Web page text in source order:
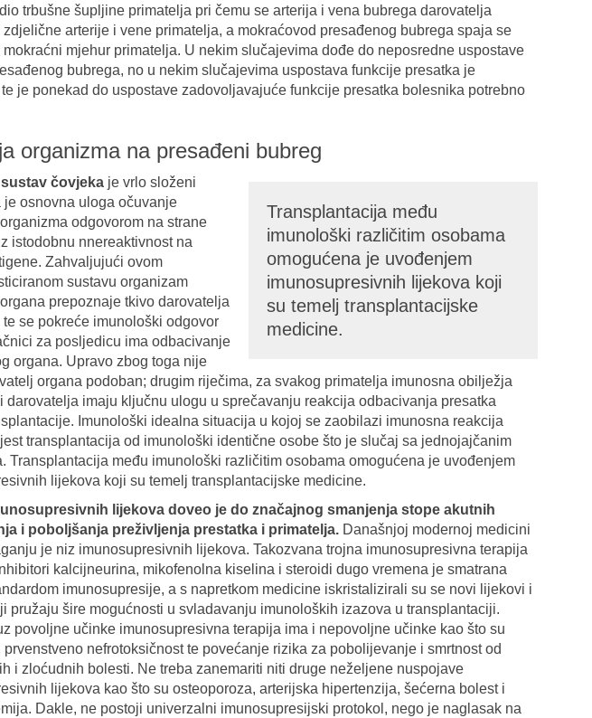
trbušne šupljine primatelja pri čemu se arterija i vena bubrega darovatelja
arterije i vene primatelja, a mokraćovod presađenog bubrega spaja se
mokraćni mjehur primatelja. U nekim slučajevima dođe do neposredne uspostave
bubrega, no u nekim slučajevima uspostava funkcije presatka je
je ponekad do uspostave zadovoljavajuće funkcije presatka bolesnika potrebno
organizma na presađeni bubreg
Transplantacija među
imunološki različitim osobama
omogućena je uvođenjem
imunosupresivnih lijekova koji
su temelj transplantacijske
medicine.
čovjeka je vrlo složeni
je osnovna uloga očuvanje
odgovorom na strane
istodobnu nnereaktivnost na
Zahvaljujući ovom
sustavu organizam
prepoznaje tkivo darovatelja
te se pokreće imunološki odgovor
za posljedicu ima odbacivanje
organa. Upravo zbog toga nije
organa podoban; drugim riječima, za svakog primatelja imunosna obilježja
darovatelja imaju ključnu ulogu u sprečavanju reakcija odbacivanja presatka
Imunološki idealna situacija u kojoj se zaobilazi imunosna reakcija
transplantacija od imunološki identične osobe što je slučaj sa jednojajčanim
Transplantacija među imunološki različitim osobama omogućena je uvođenjem
lijekova koji su temelj transplantacijske medicine.
lijekova doveo je do značajnog smanjenja stope akutnih
i poboljšanja preživljenja prestatka i primatelja. Današnjoj modernoj medicini
je niz imunosupresivnih lijekova. Takozvana trojna imunosupresivna terapija
kalcijneurina, mikofenolna kiselina i steroidi dugo vremena je smatrana
imunosupresije, a s napretkom medicine iskristalizirali su se novi lijekovi i
pružaju šire mogućnosti u svladavanju imunoloških izazova u transplantaciji.
povoljne učinke imunosupresivna terapija ima i nepovoljne učinke kao što su
prvenstveno nefrotoksičnost te povećanje rizika za pobolijevanje i smrtnost od
i zloćudnih bolesti. Ne treba zanemariti niti druge neželjene nuspojave
lijekova kao što su osteoporoza, arterijska hipertenzija, šećerna bolest i
Dakle, ne postoji univerzalni imunosupresijski protokol, nego je naglasak na